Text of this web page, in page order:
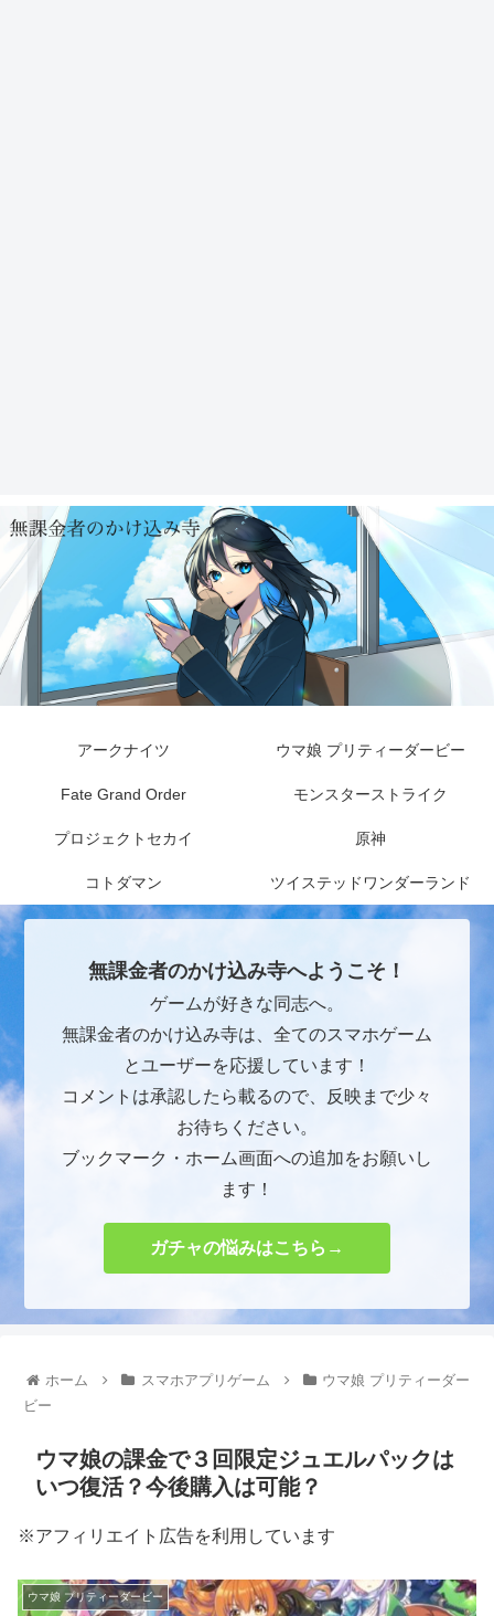
アークナイツ ウマ娘 プリティーダービー
Fate Grand Order モンスターストライク
プロジェクトセカイ 原神
コトダマン ツイステッドワンダーランド
無課金者のかけ込み寺へようこそ！
ゲームが好きな同志へ。
無課金者のかけ込み寺は、全てのスマホゲーム
とユーザーを応援しています！
コメントは承認したら載るので、反映まで少々
お待ちください。
ブックマーク・ホーム画面への追加をお願いし
ます！
ガチャの悩みはこちら→
ホーム スマホアプリゲーム
ウマ娘 プリティーダー
ビー
ウマ娘の課金で３回限定ジュエルパックは
いつ復活？今後購入は可能？
※アフィリエイト広告を利用しています
ウマ娘 プリティーダービー